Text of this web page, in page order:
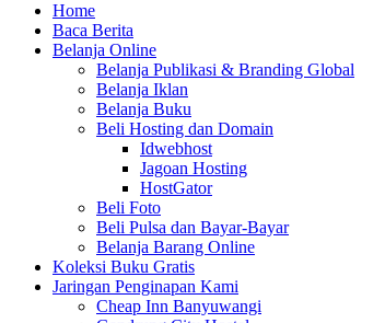
Home
Baca Berita
Belanja Online
Belanja Publikasi & Branding Global
Belanja Iklan
Belanja Buku
Beli Hosting dan Domain
Idwebhost
Jagoan Hosting
HostGator
Beli Foto
Beli Pulsa dan Bayar-Bayar
Belanja Barang Online
Koleksi Buku Gratis
Jaringan Penginapan Kami
Cheap Inn Banyuwangi